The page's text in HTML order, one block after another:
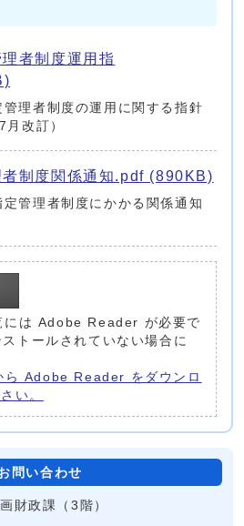
者制度運用指
理者制度の運用に関する指針
改訂）
者制度関係通知.pdf (890KB)
管理者制度にかかる関係通知
には Adobe Reader が必要で
トールされていない場合に
ら Adobe Reader をダウンロ
い。
問い合わせ
財政課（3階）